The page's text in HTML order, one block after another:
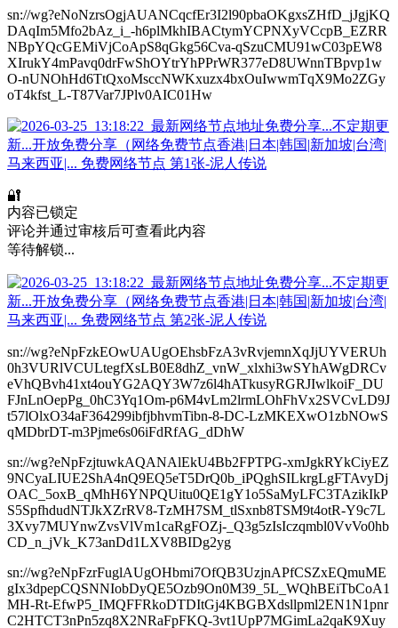
sn://wg?eNoNzrsOgjAUANCqcfEr3I2l90pbaOKgxsZHfD_jJgjKQ
DAqIm5Mfo2bAz_i_-h6plMkhIBACtymYCPNXyVCcpB_EZRR
NBpYQcGEMiVjCoApS8qGkg56Cva-qSzuCMU91wC03pEW8
XIrukY4mPavq0drFwShOYtrYhPPrWR377eD8UWnnTBpvp1w
O-nUNOhHd6TtQxoMsccNWKxuzx4bxOuIwwmTqX9Mo2ZGy
oT4kfst_L-T87Var7JPlv0AIC01Hw
🔐
内容已锁定
评论并通过审核后可查看此内容
等待解锁...
sn://wg?eNpFzkEOwUAUgOEhsbFzA3vRvjemnXqJjUYVERUh
0h3VURlVCULtegfXsLB0E8dhZ_vnW_xlxhi3wSYhAWgDRCv
eVhQBvh41xt4ouYG2AQY3W7z6l4hATkusyRGRJIwlkoiF_DU
FJnLnOepPg_0hC3Yq1Om-p6M4vLm2lrmLOhFhVx2SVCvLD9J
t57lOlxO34aF364299ibfjbhvmTibn-8-DC-LzMKEXwO1zbNOwS
qMDbrDT-m3Pjme6s06iFdRfAG_dDhW
sn://wg?eNpFzjtuwkAQANAlEkU4Bb2FPTPG-xmJgkRYkCiyEZ
9NCyaLIUE2ShA4nQ9EQ5eT5DrQ0b_iPQghSILkrgLgFTAvyDj
OAC_5oxB_qMhH6YNPQUitu0QE1gY1o5SaMyLFC3TAzikIkP
S5SpfhdudNTJkXZrRV8-TzMH7SM_tlSxnb8TSM9t4otR-Y9c7L
3Xvy7MUYnwZvsVlVm1caRgFOZj-_Q3g5zIsIczqmbl0VvVo0hb
CD_n_jVk_K73anDd1LXV8BIDg2yg
sn://wg?eNpFzrFuglAUgOHbmi7OfQB3UzjnAPfCSZxEQmuME
gIx3dpepCQSNNIobDyQE5Ozb9On0M39_5L_WQhBEiTbCoA1
MH-Rt-EfwP5_IMQFFRkoDTDItGj4KBGBXdsllpml2EN1N1pnr
C2HTCT3nPn5zq8X2NRaFpFKQ-3vt1UpP7MGimLa2qaK9Xuy